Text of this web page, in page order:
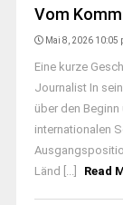
Vom
Mai 8, 2026 10:05
Eine kurze
Journalist In
über den
internationalen
Länd [...]
Read